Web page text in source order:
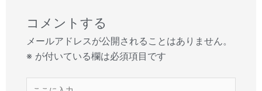
コメントする
メールアドレスが公開されることはありません。
※ が付いている欄は必須項目です